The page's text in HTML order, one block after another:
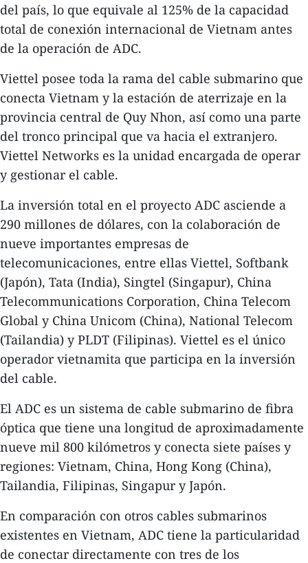
del país, lo que equivale al 125% de la capacidad
total de conexión internacional de Vietnam antes
de la operación de ADC.
Viettel posee toda la rama del cable submarino que
conecta Vietnam y la estación de aterrizaje en la
provincia central de Quy Nhon, así como una parte
del tronco principal que va hacia el extranjero.
Viettel Networks es la unidad encargada de operar
y gestionar el cable.
La inversión total en el proyecto ADC asciende a
290 millones de dólares, con la colaboración de
nueve importantes empresas de
telecomunicaciones, entre ellas Viettel, Softbank
(Japón), Tata (India), Singtel (Singapur), China
Telecommunications Corporation, China Telecom
Global y China Unicom (China), National Telecom
(Tailandia) y PLDT (Filipinas). Viettel es el único
operador vietnamita que participa en la inversión
del cable.
El ADC es un sistema de cable submarino de fibra
óptica que tiene una longitud de aproximadamente
nueve mil 800 kilómetros y conecta siete países y
regiones: Vietnam, China, Hong Kong (China),
Tailandia, Filipinas, Singapur y Japón.
En comparación con otros cables submarinos
existentes en Vietnam, ADC tiene la particularidad
de conectar directamente con tres de los